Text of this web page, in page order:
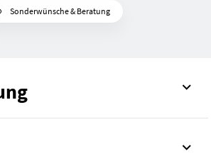
Sonderwünsche & Beratung